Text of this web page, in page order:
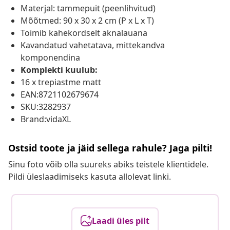
Materjal: tammepuit (peenlihvitud)
Mõõtmed: 90 x 30 x 2 cm (P x L x T)
Toimib kahekordselt aknalauana
Kavandatud vahetatava, mittekandva
komponendina
Komplekti kuulub:
16 x trepiastme matt
EAN:8721102679674
SKU:3282937
Brand:vidaXL
Ostsid toote ja jäid sellega rahule? Jaga pilti!
Sinu foto võib olla suureks abiks teistele klientidele.
Pildi üleslaadimiseks kasuta allolevat linki.
Laadi üles pilt